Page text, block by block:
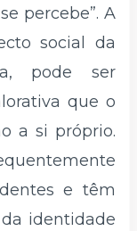
percebe”. A
social da
pode ser
que o
a si próprio.
e têm
identidade